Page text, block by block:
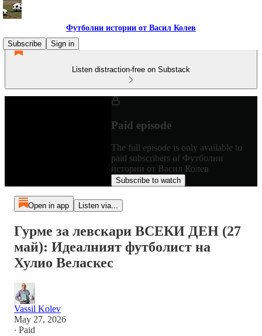
Футболни истории от Васил Колев
Subscribe
Sign in
Listen distraction-free on Substack
Paid episode
The full episode is only available to
paid subscribers of Футболни
истории от Васил Колев
Subscribe to watch
Open in app Listen via...
Гурме за левскари ВСЕКИ ДЕН (27
май): Идеалният футболист на
Хулио Веласкес
Vassil Kolev
May 27, 2026
∙ Paid